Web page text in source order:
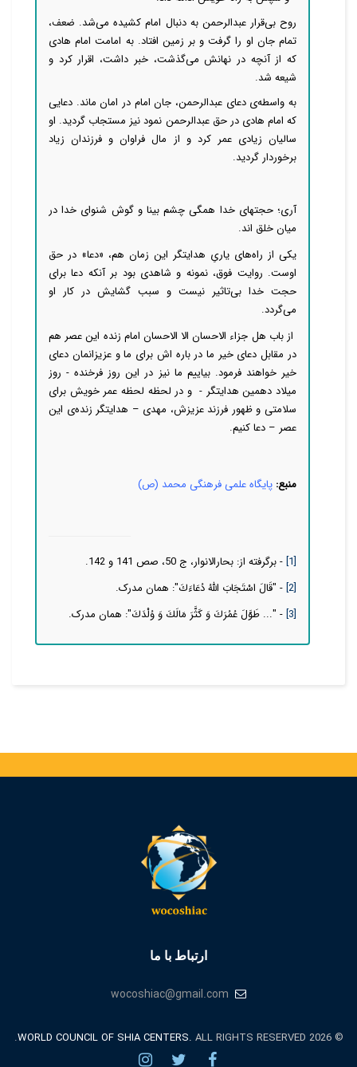
روح بی‌قرار عبدالرحمن به دنبال امام کشیده می‌شد. ضعف،
تمام جان او را گرفت و بر زمین افتاد. به امامت امام هادی
که از آنچه در نهانش می‌گذشت، خبر داشت، اقرار کرد و
شیعه شد.
به واسطه‌ی دعای عبدالرحمن، جان امام در امان ماند. دعایی
که امام هادی در حق عبدالرحمن نمود نیز مستجاب گردید. او
سالیان زیادی عمر کرد و از مال فراوان و فرزندان زیاد
برخوردار گردید.
آری؛ حجتهای خدا همگی چشم بینا و گوش شنوای خدا در
میان خلق اند.
یکی از راه‌های یاریِ هدایتگر این زمان هم، «دعا» در حق
اوست. روایت فوق، نمونه و شاهدی بود بر آنکه دعا برای
حجت خدا بی‌تاثیر نیست و سبب گشایش در کار او
می‌گردد.
از باب هل جزاء الاحسان الا الاحسان امام زنده این عصر هم
در مقابل دعای خیر ما در باره اش برای ما و عزیزانمان دعای
خیر خواهند فرمود. بیاییم ما نیز در این روز فرخنده - روز
میلاد دهمین هدایتگر - و در لحظه لحظه عمر خویش برای
سلامتی و ظهور فرزند عزیزش، مهدی – هدایتگر زنده‌ی این
عصر – دعا کنیم.
منبع:پایگاه علمی فرهنگی محمد (ص)
[1] - برگرفته از: بحارالانوار، ج 50، صص 141 و 142.
[2] - "قَالَ اسْتَجَابَ اللَّهُ دُعَاءَكَ": همان مدرک.
[3] - "... طَوَّلَ عُمُرَكَ وَ كَثَّرَ مَالَكَ وَ وُلْدَكَ": همان مدرک.
ارتباط با ما
wocoshiac@gmail.com
© 2026
WORLD COUNCIL OF SHIA CENTERS. ALL RIGHTS RESERVED.